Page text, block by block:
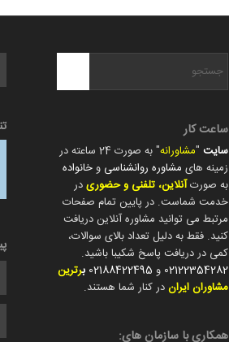
ساعت کار
سایت "مشاورانه
" به صورت 24 ساعته در
زمینه های مشاوره روانشناسی و خانواده
به صورتآنلاین، تلفنی و حضوریدر
خدمت شماست. در پایین تمام صفحات
مرتبط می توانید مشاوره آنلاین دریافت
کنید. فقط به دلیل تعداد بالای سوالات،
کمی در دریافت پاسخ شکیبا باشید.
02122354282 و 02188422495 برترین
مشاوران ایراندر کنار شما هستند.
همکاری با سازمان های: